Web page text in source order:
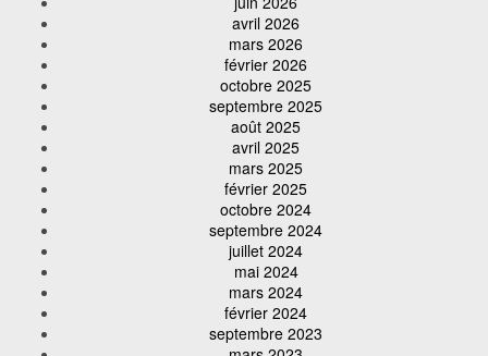
avril 2026
mars 2026
février 2026
octobre 2025
septembre 2025
août 2025
avril 2025
mars 2025
février 2025
octobre 2024
septembre 2024
juillet 2024
mai 2024
mars 2024
février 2024
septembre 2023